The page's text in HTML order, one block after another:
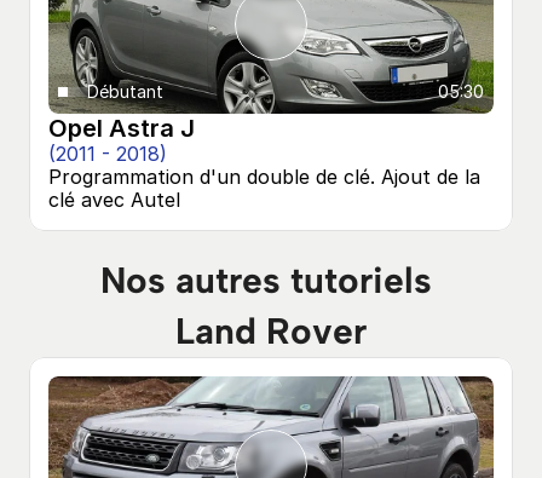
05:30
Débutant
Opel Astra J
(2011 - 2018)
Programmation d'un double de clé. Ajout de la
clé avec Autel
Nos autres tutoriels
Land Rover